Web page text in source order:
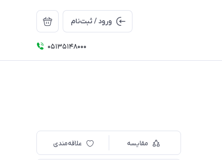
ورود / ثبت‌نام
05135148000
مقایسه علاقه‌مندی